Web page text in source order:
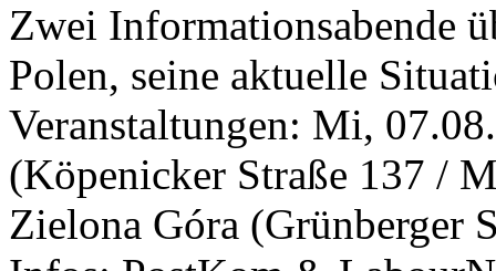
Zwei Informationsabende
Polen, seine aktuelle
Veranstaltungen: Mi,
(Köpenicker Straße 137 /
Zielona Góra (Grünberger